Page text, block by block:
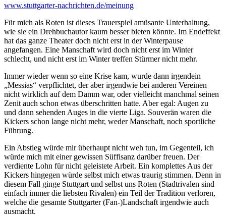
www.stuttgarter-nachrichten.de/meinung
Für mich als Roten ist dieses Trauerspiel amüsante Unterhaltung,
wie sie ein Drehbuchautor kaum besser bieten könnte. Im Endeffekt
hat das ganze Theater doch nicht erst in der Winterpause
angefangen. Eine Manschaft wird doch nicht erst im Winter
schlecht, und nicht erst im Winter treffen Stürmer nicht mehr.
Immer wieder wenn so eine Krise kam, wurde dann irgendein
„Messias“ verpflichtet, der aber irgendwie bei anderen Vereinen
nicht wirklich auf dem Damm war, oder vielleicht manchmal seinen
Zenit auch schon etwas überschritten hatte. Aber egal: Augen zu
und dann sehenden Auges in die vierte Liga. Souverän waren die
Kickers schon lange nicht mehr, weder Manschaft, noch sportliche
Führung.
Ein Abstieg würde mir überhaupt nicht weh tun, im Gegenteil, ich
würde mich mit einer gewissen Süffisanz darüber freuen. Der
verdiente Lohn für nicht geleistete Arbeit. Ein komplettes Aus der
Kickers hingegen würde selbst mich etwas traurig stimmen. Denn in
diesem Fall ginge Stuttgart und selbst uns Roten (Stadtrivalen sind
einfach immer die liebsten Rivalen) ein Teil der Tradition verloren,
welche die gesamte Stuttgarter (Fan-)Landschaft irgendwie auch
ausmacht.